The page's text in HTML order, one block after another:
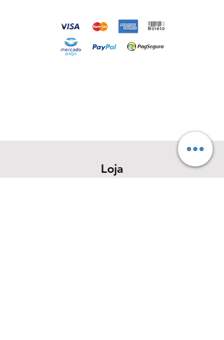
Loja